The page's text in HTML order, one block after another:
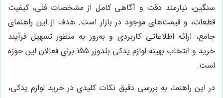
سنگین، نیازمند دقت و آگاهی کامل از مشخصات فنی، کیفیت
قطعات، و قیمت‌های موجود در بازار است. هدف از این راهنمای
جامع، ارائه اطلاعاتی کاربردی و به‌روز به منظور تسهیل فرآیند
خرید و انتخاب بهینه لوازم یدکی بلدوزر 155 برای فعالان این حوزه
است.
در این راهنما، به بررسی دقیق نکات کلیدی در خرید لوازم یدکی،